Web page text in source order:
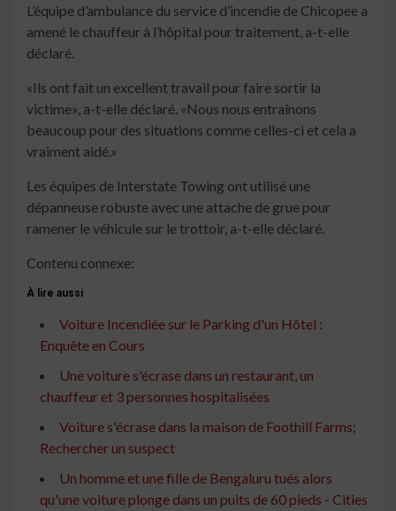
L’équipe d’ambulance du service d’incendie de Chicopee a
amené le chauffeur à l’hôpital pour traitement, a-t-elle
déclaré.
«Ils ont fait un excellent travail pour faire sortir la
victime», a-t-elle déclaré. «Nous nous entraînons
beaucoup pour des situations comme celles-ci et cela a
vraiment aidé.»
Les équipes de Interstate Towing ont utilisé une
dépanneuse robuste avec une attache de grue pour
ramener le véhicule sur le trottoir, a-t-elle déclaré.
Contenu connexe:
À lire aussi
Voiture Incendiée sur le Parking d'un Hôtel :
Enquête en Cours
Une voiture s'écrase dans un restaurant, un
chauffeur et 3 personnes hospitalisées
Voiture s'écrase dans la maison de Foothill Farms;
Rechercher un suspect
Un homme et une fille de Bengaluru tués alors
qu'une voiture plonge dans un puits de 60 pieds - Cities